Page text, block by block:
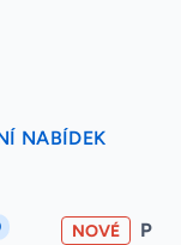
NABÍDEK
NOVÉ